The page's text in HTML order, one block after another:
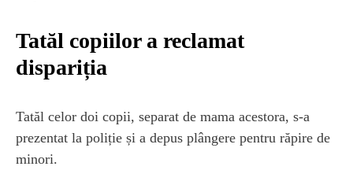
Tatăl copiilor a reclamat
dispariția
Tatăl celor doi copii, separat de mama acestora, s-a
prezentat la poliție și a depus plângere pentru răpire de
minori.